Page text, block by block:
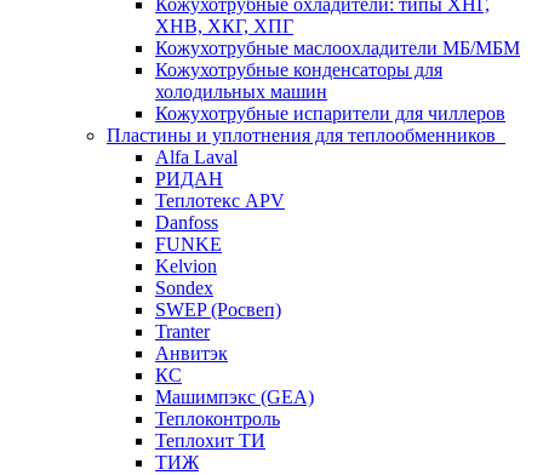
Кожухотрубные охладители: типы ХНГ,
ХНВ, ХКГ, ХПГ
Кожухотрубные маслоохладители МБ/МБМ
Кожухотрубные конденсаторы для
холодильных машин
Кожухотрубные испарители для чиллеров
Пластины и уплотнения для теплообменников
Alfa Laval
РИДАН
Теплотекс APV
Danfoss
FUNKE
Kelvion
Sondex
SWEP (Росвеп)
Tranter
Анвитэк
КС
Машимпэкс (GEA)
Теплоконтроль
Теплохит ТИ
ТИЖ